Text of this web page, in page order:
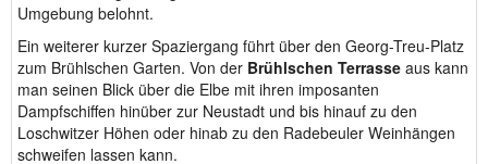
Umgebung belohnt.
Ein weiterer kurzer Spaziergang führt über den Georg-Treu-Platz
zum Brühlschen Garten. Von der Brühlschen Terrasse aus kann
man seinen Blick über die Elbe mit ihren imposanten
Dampfschiffen hinüber zur Neustadt und bis hinauf zu den
Loschwitzer Höhen oder hinab zu den Radebeuler Weinhängen
schweifen lassen kann.